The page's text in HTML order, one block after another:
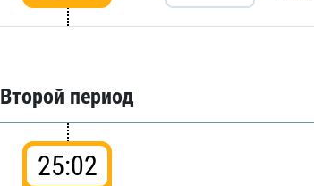
Второй период
25:02